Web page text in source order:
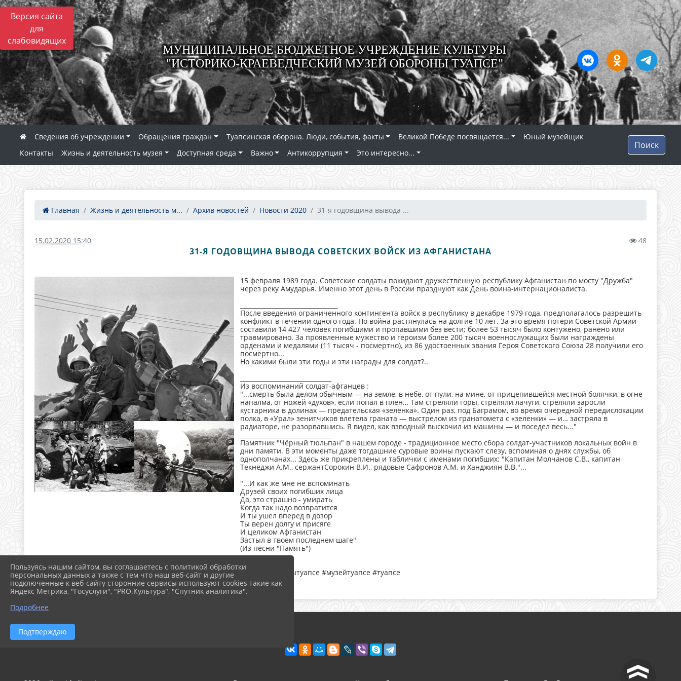
Версия сайта
для
слабовидящих
МУНИЦИПАЛЬНОЕ БЮДЖЕТНОЕ УЧРЕЖДЕНИЕ КУЛЬТУРЫ
"ИСТОРИКО-КРАЕВЕДЧЕСКИЙ МУЗЕЙ ОБОРОНЫ ТУАПСЕ"
Сведения об учреждении Обращения граждан Туапсинская оборона. Люди, события, факты Великой Победе посвящается...
Юный музейщик
Контакты
Жизнь и деятельность музея Доступная среда Важно Антикоррупция Это интересно...
Поиск
Главная Жизнь и деятельность м... Архив новостей Новости 2020 31-я годовщина вывода ...
15.02.2020 15:40 48
31-Я ГОДОВЩИНА ВЫВОДА СОВЕТСКИХ ВОЙСК ИЗ АФГАНИСТАНА
15 февраля 1989 года. Советские солдаты покидают дружественную республику Афганистан по мосту "Дружба"
через реку Амударья. Именно этот день в России празднуют как День воина-интернационалиста.
После введения ограниченного контингента войск в республику в декабре 1979 года, предполагалось разрешить
конфликт в течении одного года. Но война растянулась на долгие 10 лет. За это время потери Советской Армии
составили 14 427 человек погибшими и пропавшими без вести; более 53 тысяч было контужено, ранено или
травмировано. За проявленные мужество и героизм более 200 тысяч военнослужащих были награждены
орденами и медалями (11 тысяч - посмертно), из 86 удостоенных звания Героя Советского Союза 28 получили его
посмертно...
Но какими были эти годы и эти награды для солдат?..
Из воспоминаний солдат-афганцев :
"...смерть была делом обычным — на земле, в небе, от пули, на мине, от прицепившейся местной болячки, в огне
напалма, от ножей «духов», если попал в плен… Там стреляли горы, стреляли лачуги, стреляли заросли
кустарника в долинах — предательская «зелёнка». Один раз, под Баграмом, во время очередной передислокации
полка, в «Урал» зенитчиков влетела граната — выстрелом из гранатомета с «зеленки» — и… застряла в
радиаторе, не разорвавшись. Я видел, как взводный выскочил из машины — и поседел весь..."
Памятник "Чёрный тюльпан" в нашем городе - традиционное место сбора солдат-участников локальных войн в
дни памяти. В эти моменты даже тогдашние суровые воины пускают слезу, вспоминая о днях службы, об
однополчанах... Здесь же прикреплены и таблички с именами погибших: "Капитан Молчанов С.В., капитан
Текнеджи А.М., сержантСорокин В.И., рядовые Сафронов А.М. и Ханджиян В.В."...
"...И как же мне не вспоминать
Друзей своих погибших лица
Да, это страшно - умирать
Когда так надо возвратится
И ты ушел вперед в дозор
Ты верен долгу и присяге
И целиком Афганистан
Застыл в твоем последнем шаге"
(Из песни "Память")
#музейоборонытуапсе #музейтуапсе #туапсе
^
Пользуясь нашим сайтом, вы соглашаетесь с политикой обработки
персональных данных а также с тем что наш веб-сайт и другие
подключенные к веб-сайту сторонние сервисы используют cookies такие как
Яндекс Метрика, "Госуслуги", "PRO.Культура", "Спутник аналитика".
Подробнее
Подтверждаю